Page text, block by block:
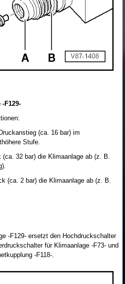
F129-
(ca. 16 bar) im
Stufe.
32 bar) die Klimaanlage ab (z. B.
(ca. 2 bar) die Klimaanlage ab (z. B.
-F129- ersetzt den Hochdruckschalter
für Klimaanlage -F73- und
-F118-.